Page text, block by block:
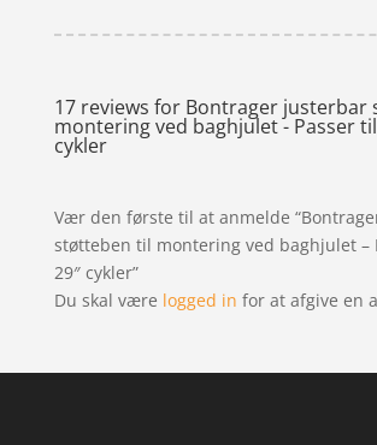
17 reviews for Bontrager justerbar
montering ved baghjulet - Passer
cykler
Vær den første til at anmelde
støtteben til montering ved baghjulet –
29″ cykler”
Du skal være logged in for at afgive en